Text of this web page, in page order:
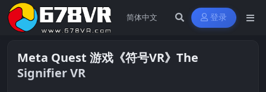
登录
Meta Quest 游戏《符号VR》The
Signifier VR